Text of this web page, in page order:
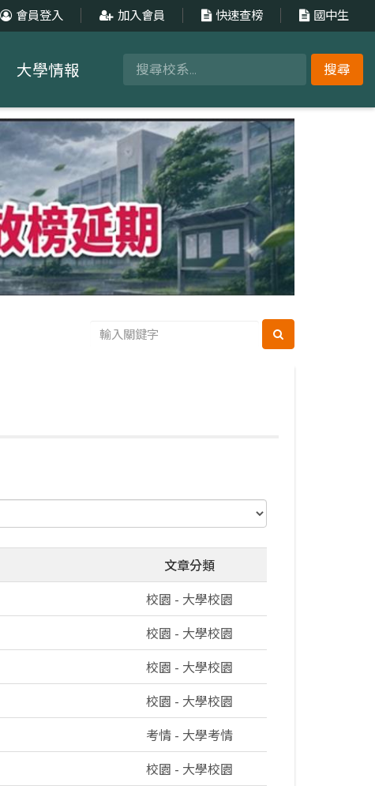
會員登入 加入會員 快速查榜 國中生
搜尋
大學情報
文章分類
校園 - 大學校園
校園 - 大學校園
校園 - 大學校園
校園 - 大學校園
考情 - 大學考情
校園 - 大學校園